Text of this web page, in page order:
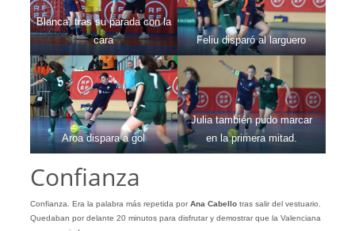
Blanca, tras su parada con la
cara
Feliu disparó al larguero
Aroa dispara a gol
Julia también pudo marcar
en la primera mitad.
Confianza
Confianza. Era la palabra más repetida porAna Cabellotras salir del vestuario.
Quedaban por delante 20 minutos para disfrutar y demostrar que la Valenciana